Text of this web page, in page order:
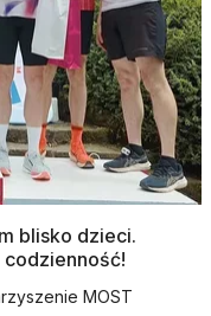
blisko dzieci.
codzienność!
MOST